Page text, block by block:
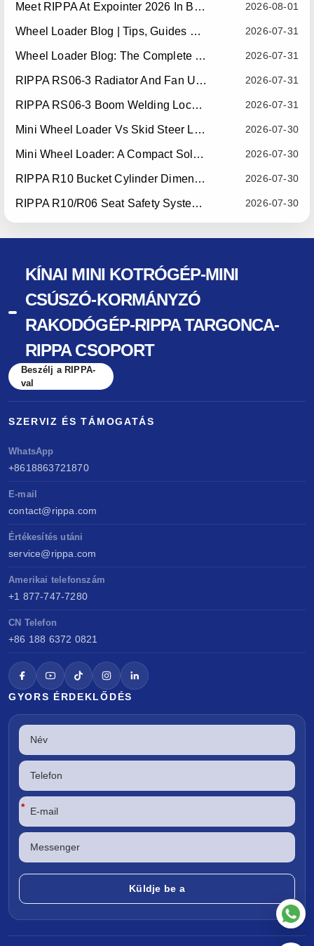
2026-08-01
Meet RIPPA At Expointer 2026 In Brazil
2026-07-31
Wheel Loader Blog | Tips, Guides & Attachments
2026-07-31
Wheel Loader Blog: The Complete Guide To Wheel Loaders For Construction, Agriculture, And Material Handling
2026-07-31
RIPPA RS06-3 Radiator And Fan Upgrade — Effective July 10, 2026
2026-07-31
RIPPA RS06-3 Boom Welding Locating Bar Optimization — Effective July 15, 2026
2026-07-30
Mini Wheel Loader Vs Skid Steer Loader: Which Compact Machine Is Better For Your Business?
2026-07-30
Mini Wheel Loader: A Compact Solution For Efficient Material Handling
2026-07-30
RIPPA R10 Bucket Cylinder Dimension Optimization — Effective July 15, 2026
2026-07-30
RIPPA R10/R06 Seat Safety System Upgrade — Effective July 22, 2026
KÍNAI MINI KOTRÓGÉP-MINI
CSÚSZÓ-KORMÁNYZÓ
RAKODÓGÉP-RIPPA TARGONCA-
RIPPA CSOPORT
Beszélj a RIPPA-
val
SZERVIZ ÉS TÁMOGATÁS
WhatsApp
+8618863721870
E-mail
contact@rippa.com
Értékesítés utáni
service@rippa.com
Amerikai telefonszám
+1 877-747-7280
CN Telefon
+86 188 6372 0821
GYORS ÉRDEKLŐDÉS
*